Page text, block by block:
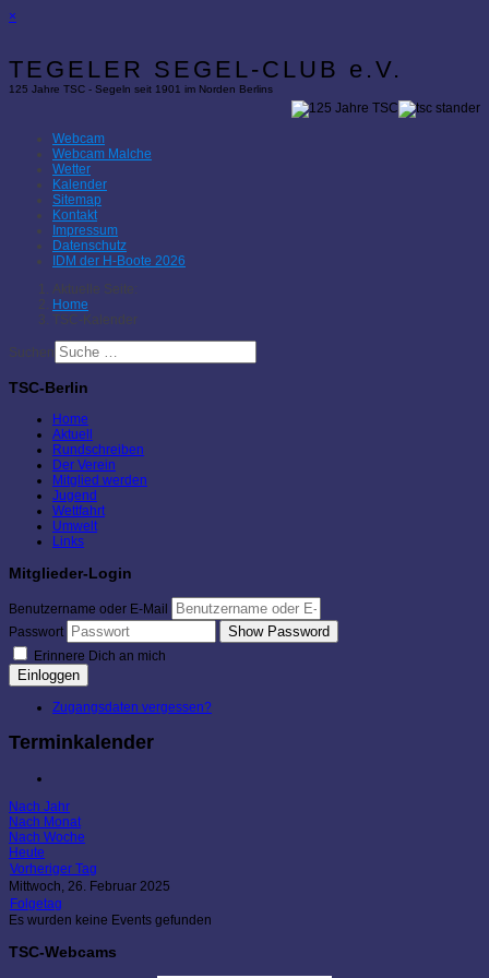
×
TEGELER SEGEL-CLUB e.V.
125 Jahre TSC - Segeln seit 1901 im Norden Berlins
Webcam
Webcam Malche
Wetter
Kalender
Sitemap
Kontakt
Impressum
Datenschutz
IDM der H-Boote 2026
Aktuelle Seite:
Home
TSC-Kalender
Suchen
TSC-Berlin
Home
Aktuell
Rundschreiben
Der Verein
Mitglied werden
Jugend
Wettfahrt
Umwelt
Links
Mitglieder-Login
Benutzername oder E-Mail
Passwort
Show Password
Erinnere Dich an mich
Einloggen
Zugangsdaten vergessen?
Terminkalender
Nach Jahr
Nach Monat
Nach Woche
Heute
Vorheriger Tag
Mittwoch, 26. Februar 2025
Folgetag
Es wurden keine Events gefunden
TSC-Webcams